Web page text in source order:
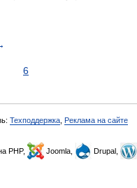
6
Техподдержка Реклама на сайте
PHP, Joomla, Drupal,